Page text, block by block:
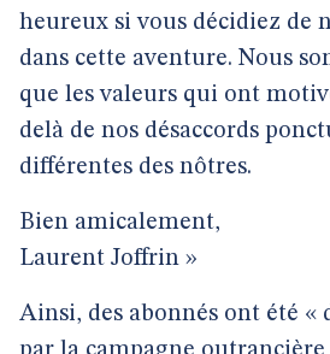
heureux si vous décidiez de
dans cette aventure. Nous
que les valeurs qui ont
delà de nos désaccords
différentes des nôtres.
Bien amicalement,
Laurent Joffrin »
Ainsi, des abonnés ont été «